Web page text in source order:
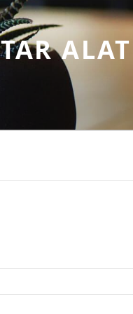
ALAT